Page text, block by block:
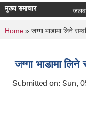
मुख्य समाचार
You are
Home » जग्गा भाडामा लिने
जग्गा भाडामा लिने
Submitted on: Sun,